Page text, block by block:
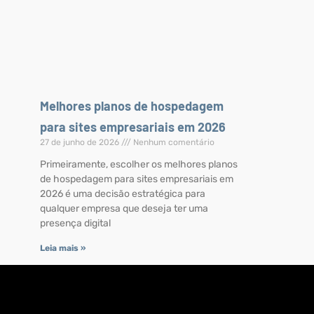
Melhores planos de hospedagem
para sites empresariais em 2026
27 de junho de 2026 Nenhum comentário
Primeiramente, escolher os melhores planos
de hospedagem para sites empresariais em
2026 é uma decisão estratégica para
qualquer empresa que deseja ter uma
presença digital
Leia mais »